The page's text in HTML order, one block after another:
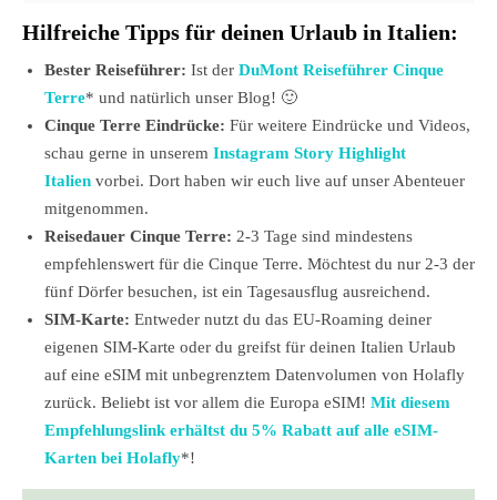
Hilfreiche Tipps für deinen Urlaub in Italien:
Bester Reiseführer: Ist der DuMont Reiseführer Cinque
Terre* und natürlich unser Blog! 🙂
Cinque Terre Eindrücke: Für weitere Eindrücke und Videos,
schau gerne in unserem Instagram Story Highlight
Italien vorbei. Dort haben wir euch live auf unser Abenteuer
mitgenommen.
Reisedauer Cinque Terre: 2-3 Tage sind mindestens
empfehlenswert für die Cinque Terre. Möchtest du nur 2-3 der
fünf Dörfer besuchen, ist ein Tagesausflug ausreichend.
SIM-Karte: Entweder nutzt du das EU-Roaming deiner
eigenen SIM-Karte oder du greifst für deinen Italien Urlaub
auf eine eSIM mit unbegrenztem Datenvolumen von Holafly
zurück. Beliebt ist vor allem die Europa eSIM! Mit diesem
Empfehlungslink erhältst du 5% Rabatt auf alle eSIM-
Karten bei Holafly*!